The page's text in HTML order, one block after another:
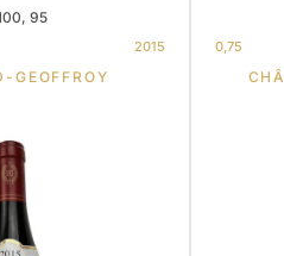
95
2015
GEOFFROY
0,75